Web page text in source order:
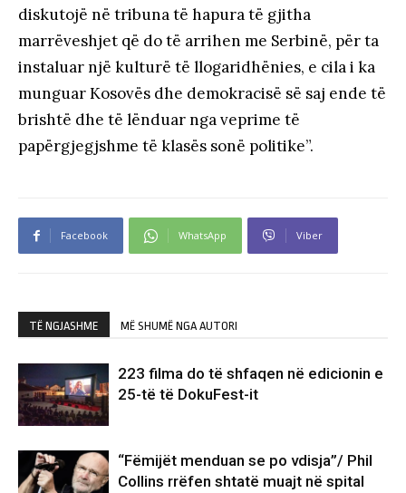
diskutojë në tribuna të hapura të gjitha
marrëveshjet që do të arrihen me Serbinë, për ta
instaluar një kulturë të llogaridhënies, e cila i ka
munguar Kosovës dhe demokracisë së saj ende të
brishtë dhe të lënduar nga veprime të
papërgjegjshme të klasës sonë politike”.
Facebook WhatsApp Viber
TË NGJASHME MË SHUMË NGA AUTORI
223 filma do të shfaqen në edicionin e
25-të të DokuFest-it
“Fëmijët menduan se po vdisja”/ Phil
Collins rrëfen shtatë muajt në spital